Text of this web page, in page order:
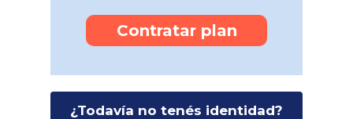
Contratar plan
¿Todavía no tenés identidad?